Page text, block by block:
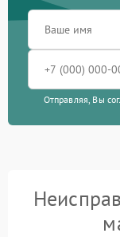
Отправляя, Вы